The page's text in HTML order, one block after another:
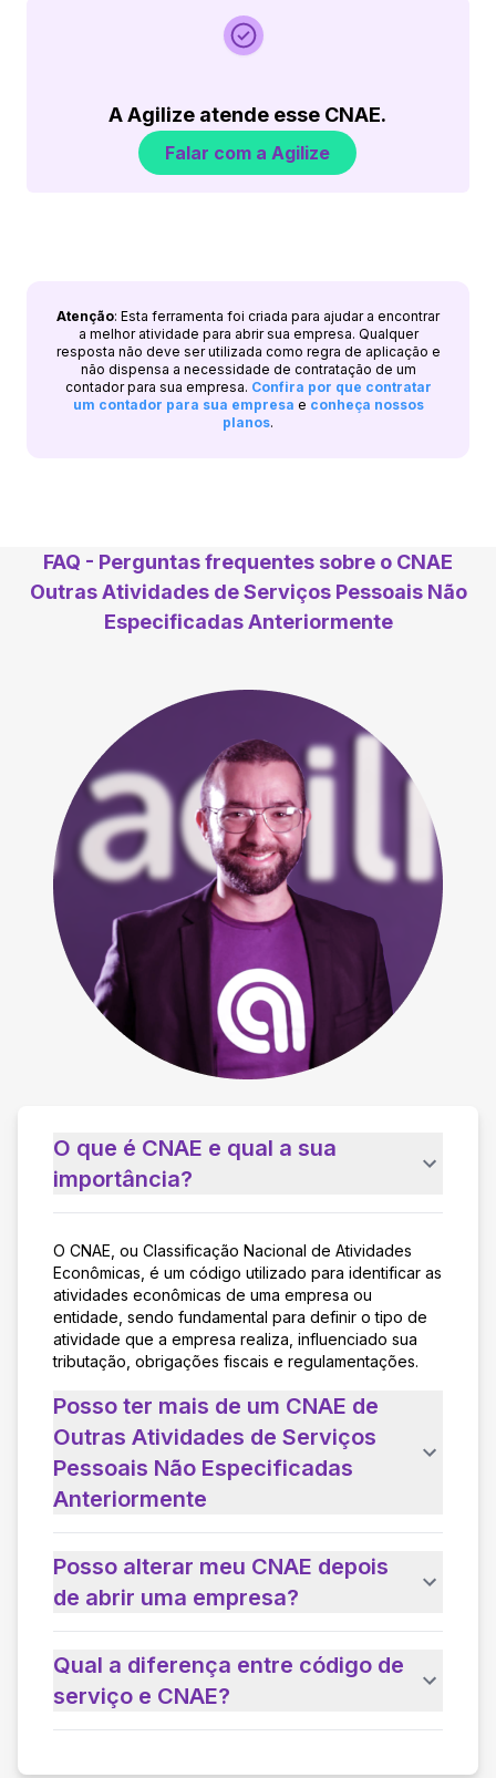
A Agilize atende esse CNAE.
Falar com a Agilize
Atenção: Esta ferramenta foi criada para ajudar a encontrar
a melhor atividade para abrir sua empresa. Qualquer
resposta não deve ser utilizada como regra de aplicação e
não dispensa a necessidade de contratação de um
contador para sua empresa. Confira por que contratar
um contador para sua empresa e conheça nossos
planos.
FAQ - Perguntas frequentes sobre o CNAE
Outras Atividades de Serviços Pessoais Não
Especificadas Anteriormente
O que é CNAE e qual a sua
importância?
O CNAE, ou Classificação Nacional de Atividades
Econômicas, é um código utilizado para identificar as
atividades econômicas de uma empresa ou
entidade, sendo fundamental para definir o tipo de
atividade que a empresa realiza, influenciado sua
tributação, obrigações fiscais e regulamentações.
Posso ter mais de um CNAE de
Outras Atividades de Serviços
Pessoais Não Especificadas
Anteriormente
Posso alterar meu CNAE depois
de abrir uma empresa?
Qual a diferença entre código de
serviço e CNAE?